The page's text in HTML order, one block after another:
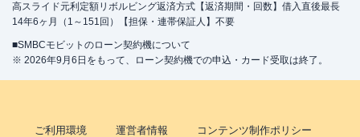
高スライド元利定額リボルビング返済方式【返済期間・回数】借入直後最長
14年6ヶ月（1～151回）【担保・連帯保証人】不要
■SMBCモビットのローン契約機について
※ 2026年9月6日をもって、ローン契約機での申込・カード受取は終了。
ご利用環境 運営者情報
コンテンツ制作ポリシー